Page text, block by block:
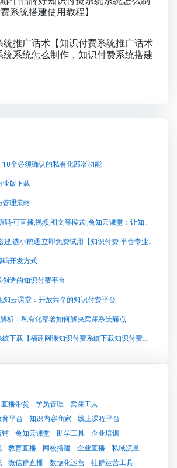
系统搭建使用教程】
统推广话术【知识付费系统推广话术
统系统怎么制作，知识付费系统搭建
个必须确认的私有化部署功能
业版下载
管理策略
盐城 知识付费程序源码-可直播,视频,图文等模式!,兔知云课堂：让知识付费成为创业新风口
知识付费 平台专业搭建,选小鹅通,立即免费试用【知识付费 平台专业搭建,选小鹅通,立即免费试用知识付费系统系统怎么制作，知识付费系统搭建使用教程】
码开发方式
造的知识付费平台
知云课堂：开放共享的知识付费平台
析：私有化部署如何解决卖课系统痛点
福建网课知识付费系统下载【福建网课知识付费系统下载知识付费系统系统怎么制作，知识付费系统搭建使用教程】
直播带货 学员管理
卖课工具
育平台 知识内容商家
线上课程平台
铺 兔知云课堂 助学工具
企业培训
教育直播 网校搭建 企业直播
私域流量
微信群直播 数据化运营
社群运营工具